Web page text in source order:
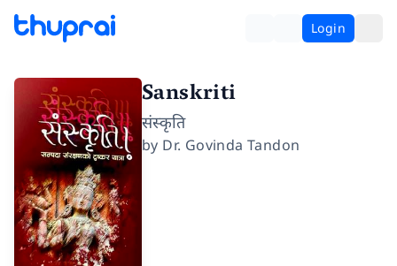
Login
Sanskriti
संस्कृति
by Dr. Govinda Tandon